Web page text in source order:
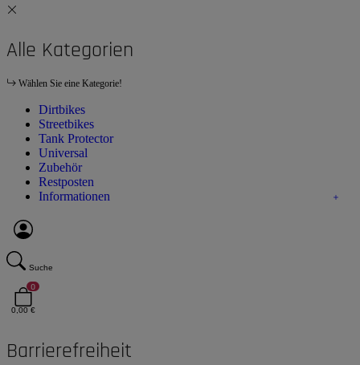
Alle Kategorien
Wählen Sie eine Kategorie!
Dirtbikes
Streetbikes
Tank Protector
Universal
Zubehör
Restposten
Informationen
Suche
0
0,00 €
Barrierefreiheit